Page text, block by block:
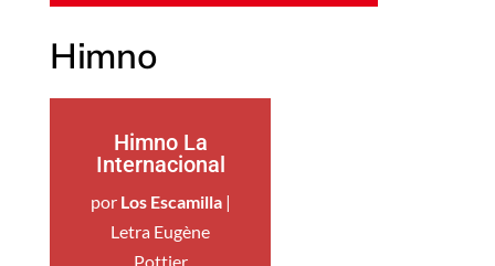
Himno
Himno La
Internacional
por Los Escamilla|
Letra Eugène
Pottier